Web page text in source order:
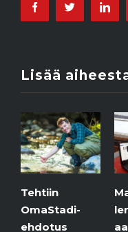
FacebookTwitter
Lisää
Malmin